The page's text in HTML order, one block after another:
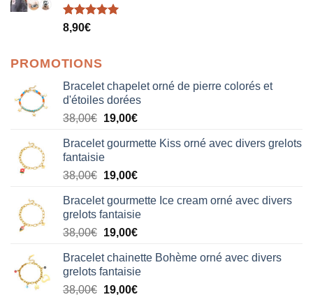
Note5.00
sur 5
8,90€
PROMOTIONS
Bracelet chapelet orné de pierre colorés et
d'étoiles dorées
38,00€ Le
initial
était :
38,00€.
19,00€Le
actuel
19,00€.
Bracelet gourmette Kiss orné avec divers grelots
fantaisie
38,00€ Le
initial
était :
38,00€.
19,00€Le
actuel
est :
19,00€.
Bracelet gourmette Ice cream orné avec divers
grelots fantaisie
38,00€ Le
initial
était :
38,00€.
19,00€Le
actuel
est :
19,00€.
Bracelet chainette Bohème orné avec divers
grelots fantaisie
38,00€ Le
19,00€Le